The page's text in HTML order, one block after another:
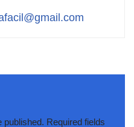
published. Required fields